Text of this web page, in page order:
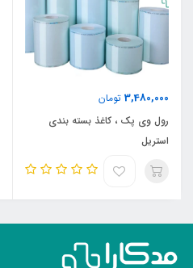
3,480,000 تومان
رول وی پک ، کاغذ بسته بندی
استریل